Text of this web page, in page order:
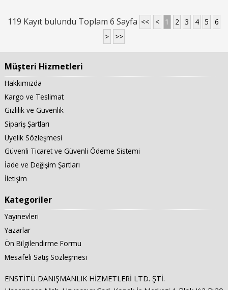
119 Kayıt bulundu Toplam 6 Sayfa << < 1 2 3 4 5
6
>
>>
Müşteri Hizmetleri
Hakkımızda
Kargo ve Teslimat
Gizlilik ve Güvenlik
Sipariş Şartları
Üyelik Sözleşmesi
Güvenli Ticaret ve Güvenli Ödeme Sistemi
İade ve Değişim Şartları
İletişim
Kategoriler
Yayınevleri
Yazarlar
Ön Bilgilendirme Formu
Mesafeli Satış Sözleşmesi
ENSTİTÜ DANIŞMANLIK HİZMETLERİ LTD. ŞTİ.